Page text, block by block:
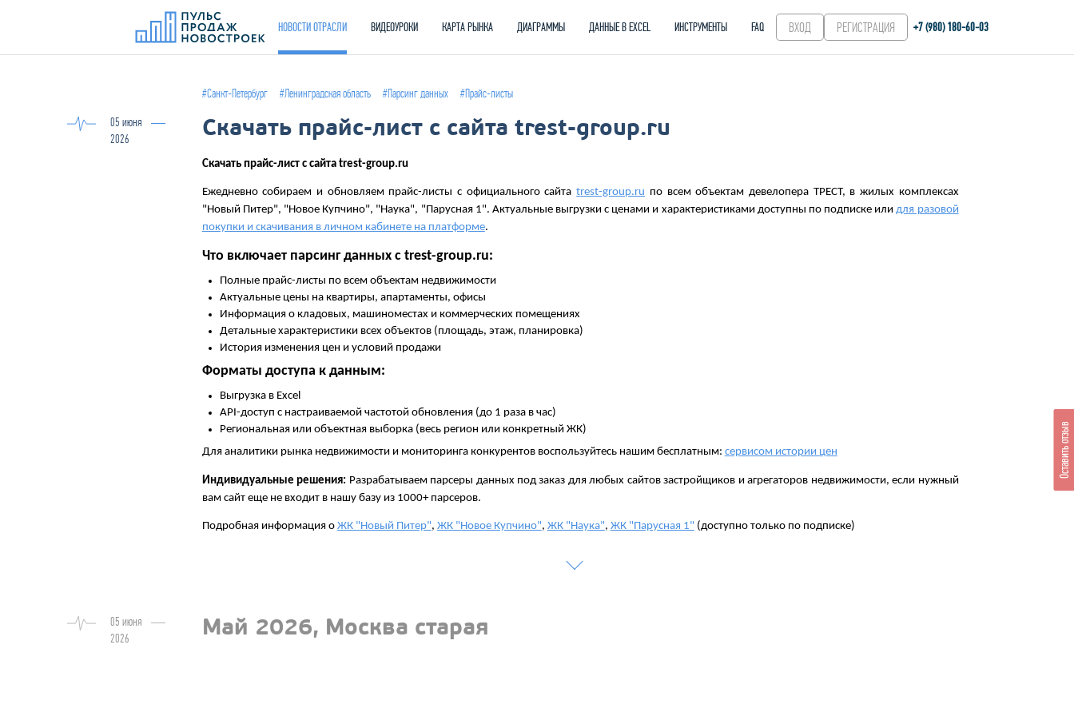
НОВОСТИ ОТРАСЛИ ВИДЕОУРОКИ КАРТА РЫНКА ДИАГРАММЫ ДАННЫЕ В EXCEL ИНСТРУМЕНТЫ FAQ ВХОД РЕГИСТРАЦИЯ +7 (980) 180-60‑03
#Санкт-Петербург #Ленинградская область #Парсинг данных
#Прайс-листы
05 июня
2026
Скачать прайс-лист с сайта trest-group.ru
Скачать прайс-лист c сайта trest-group.ru
Ежедневно собираем и обновляем прайс-листы с официального сайтаtrest-group.ru по всем объектам девелопера ТРЕСТ, в жилых комплексах
"Новый Питер", "Новое Купчино", "Наука", "Парусная 1". Актуальные выгрузки с ценами и характеристиками доступны по подписке илидля разовой
покупки и скачивания в личном кабинете на платформе.
Что включает парсинг данных с trest-group.ru:
Полные прайс-листы по всем объектам недвижимости
Актуальные цены на квартиры, апартаменты, офисы
Информация о кладовых, машиноместах и коммерческих помещениях
Детальные характеристики всех объектов (площадь, этаж, планировка)
История изменения цен и условий продажи
Форматы доступа к данным:
Выгрузка в Excel
API-доступ с настраиваемой частотой обновления (до 1 раза в час)
Региональная или объектная выборка (весь регион или конкретный ЖК)
Для аналитики рынка недвижимости и мониторинга конкурентов воспользуйтесь нашим бесплатным: сервисом истории цен
Индивидуальные решения: Разрабатываем парсеры данных под заказ для любых сайтов застройщиков и агрегаторов недвижимости, если нужный
вам сайт еще не входит в нашу базу из 1000+ парсеров.
Подробная информация о ЖК "Новый Питер", ЖК "Новое Купчино", ЖК "Наука", ЖК "Парусная 1" (доступно только по подписке)
05 июня
2026
Май 2026, Москва старая
Оставить отзыв